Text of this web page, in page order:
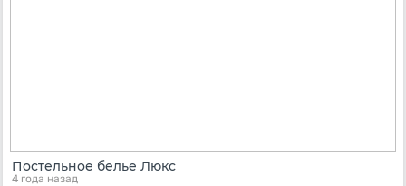
Постельное белье Люкс
4 года назад